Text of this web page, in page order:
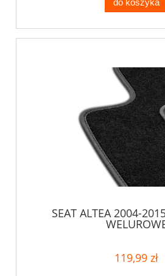
do koszyka
SEAT ALTEA 2004-
119,99 zł